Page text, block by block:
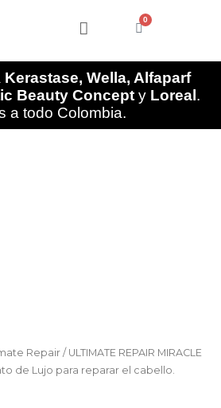
0
Cart
Kerastase, Wella, Alfaparf
Beauty Concepty Loreal .
a todo Colombia.
Repair/ ULTIMATE REPAIR MIRACLE
de Lujo para reparar el cabello.